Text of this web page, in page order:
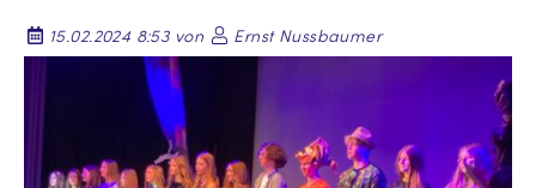
15.02.2024 8:53 von Ernst Nussbaumer